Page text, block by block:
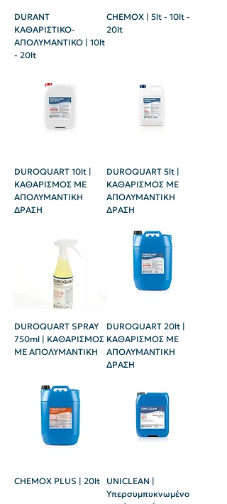
DURANT
ΚΑΘΑΡΙΣΤΙΚΟ-
ΑΠΟΛΥΜΑΝΤΙΚΟ | 10lt
- 20lt
CHEMOX | 5lt - 10lt -
20lt
DUROQUART 10lt |
ΚΑΘΑΡΙΣΜΟΣ ME
ΑΠΟΛΥΜΑΝΤΙΚΗ
ΔΡΑΣΗ
DUROQUART 5lt |
ΚΑΘΑΡΙΣΜΟΣ ME
ΑΠΟΛΥΜΑΝΤΙΚΗ
ΔΡΑΣΗ
DUROQUART SPRAY
750ml | ΚΑΘΑΡΙΣΜΟΣ
ME ΑΠΟΛΥΜΑΝΤΙΚΗ
DUROQUART 20lt |
ΚΑΘΑΡΙΣΜΟΣ ME
ΑΠΟΛΥΜΑΝΤΙΚΗ
ΔΡΑΣΗ
CHEMOX PLUS | 20lt
UNICLEAN |
Υπερσυμπυκνωμένο